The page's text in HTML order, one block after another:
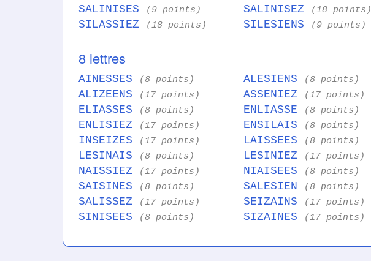
SALINISES (9 points) SALINISEZ (18 points)
SILASSIEZ (18 points) SILESIENS (9 points)
8 lettres
AINESSES (8 points) ALESIENS (8 points)
ALIZEENS (17 points) ASSENIEZ (17 points)
ELIASSES (8 points) ENLIASSE (8 points)
ENLISIEZ (17 points) ENSILAIS (8 points)
INSEIZES (17 points) LAISSEES (8 points)
LESINAIS (8 points) LESINIEZ (17 points)
NAISSIEZ (17 points) NIAISEES (8 points)
SAISINES (8 points) SALESIEN (8 points)
SALISSEZ (17 points) SEIZAINS (17 points)
SINISEES (8 points) SIZAINES (17 points)